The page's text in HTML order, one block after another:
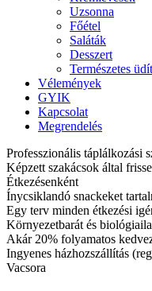
Uzsonna
Főétel
Saláták
Desszert
Természetes
Vélemények
GYIK
Kapcsolat
Megrendelés
Professzionális táplálkozási
Képzett szakácsok által
Étkezésenként
Ínycsiklandó snackeket
Egy terv minden étkezési
Környezetbarát és
Akár 20% folyamatos
Ingyenes házhozszállítás
Vacsora